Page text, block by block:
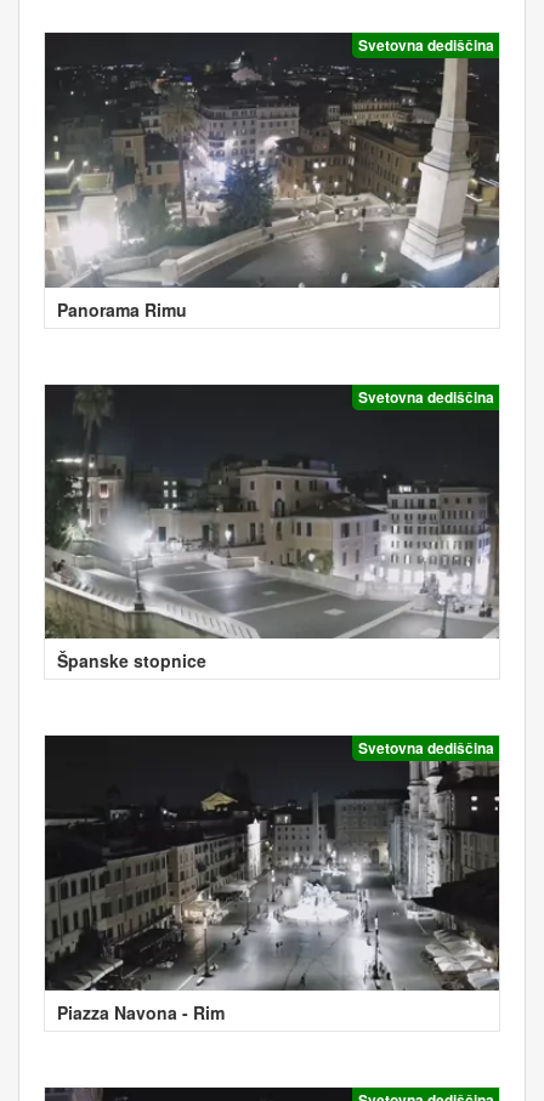
Svetovna dediščina
Panorama Rimu
Svetovna dediščina
Španske stopnice
Svetovna dediščina
Piazza Navona - Rim